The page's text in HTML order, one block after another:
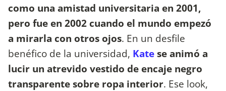
como una amistad universitaria en 2001,
pero fue en 2002 cuando el mundo empezó
a mirarla con otros ojos. En un desfile
benéfico de la universidad, Katese animó a
lucir un atrevido vestido de encaje negro
transparente sobre ropa interior. Ese look,